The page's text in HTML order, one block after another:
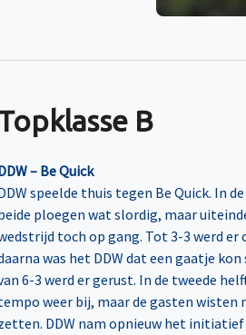
B
– Be Quick
speelde thuis tegen Be Quick. In
ploegen wat slordig, maar
toch op gang. Tot 3-3 werd er
was het DDW dat een gaatje
6-3 werd er gerust. In de tweede
weer bij, maar de gasten wisten
DDW nam opnieuw het